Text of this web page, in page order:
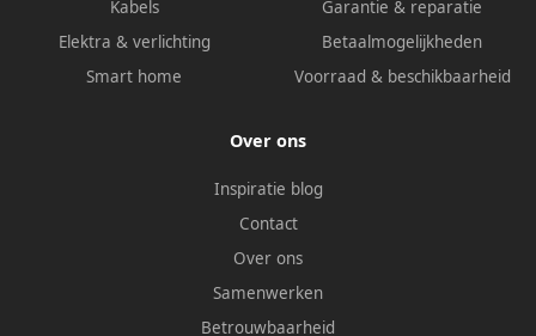
Kabels
Elektra & verlichting
Smart home
Garantie & reparatie
Betaalmogelijkheden
Voorraad & beschikbaarheid
Over ons
Inspiratie blog
Contact
Over ons
Samenwerken
Betrouwbaarheid